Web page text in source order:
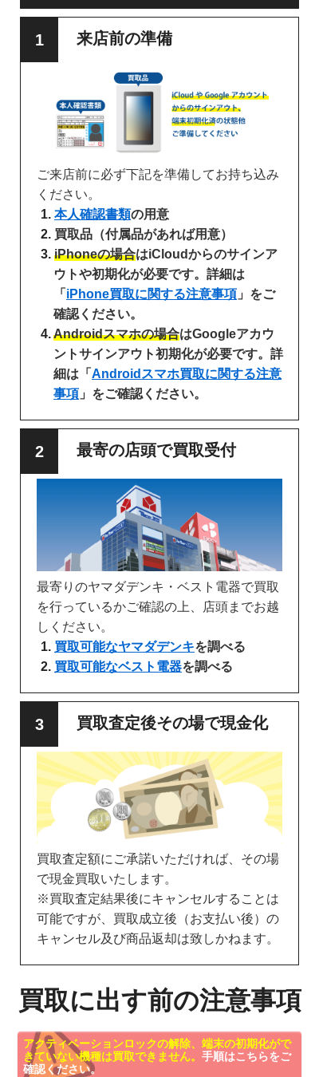
来店前の準備
ご来店前に必ず下記を準備してお持ち込み
ください。
本人確認書類の用意
買取品（付属品があれば用意）
iPhoneの場合はiCloudからのサインア
ウトや初期化が必要です。詳細は
「 iPhone買取に関する注意事項 」をご
確認ください。
Androidスマホの場合はGoogleアカウ
ントサインアウト初期化が必要です。詳
細は「 Androidスマホ買取に関する注意
事項 」をご確認ください。
最寄の店頭で買取受付
最寄りのヤマダデンキ・ベスト電器で買取
を行っているかご確認の上、店頭までお越
しください。
買取可能なヤマダデンキを調べる
買取可能なベスト電器を調べる
買取査定後その場で現金化
買取査定額にご承諾いただければ、その場
で現金買取いたします。
※買取査定結果後にキャンセルすることは
可能ですが、買取成立後（お支払い後）の
キャンセル及び商品返却は致しかねます。
買取に出す前の注意事項
アクティベーションロックの解除、端末の初期化がで
きていない機種は買取できません。 手順はこちらをご
確認ください。